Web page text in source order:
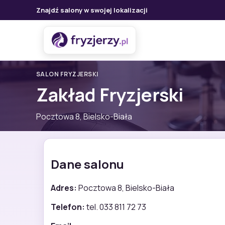
Znajdź salony w swojej lokalizacji
SALON FRYZJERSKI
Zakład Fryzjerski
Pocztowa 8, Bielsko-Biała
Dane salonu
Adres: Pocztowa 8, Bielsko-Biała
Telefon: tel. 033 811 72 73